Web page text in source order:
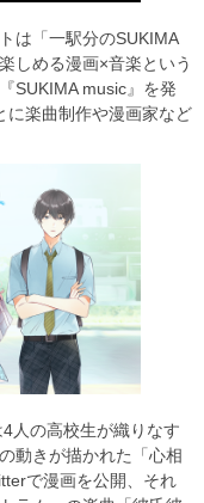
は「一駅分のSUKIMA
しめる漫画×音楽という
SUKIMA music』を発
に楽曲制作や漫画家など
人の高校生が織りなす
動きが描かれた「心相
で漫画を公開、それ